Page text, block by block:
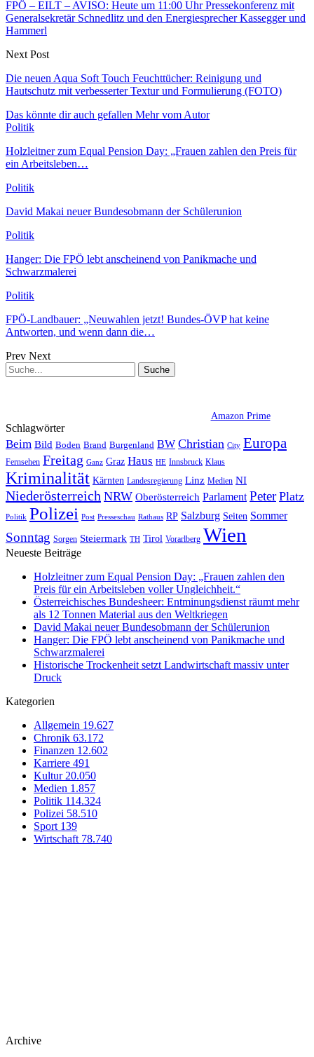
FPÖ – EILT – AVISO: Heute um 11:00 Uhr Pressekonferenz mit
Generalsekretär Schnedlitz und den Energiesprecher Kassegger und
Hammerl
Next Post
Die neuen Aqua Soft Touch Feuchttücher: Reinigung und
Hautschutz mit verbesserter Textur und Formulierung (FOTO)
Das könnte dir auch gefallen Mehr vom Autor
Politik
Holzleitner zum Equal Pension Day: „Frauen zahlen den Preis für
ein Arbeitsleben…
Politik
David Makai neuer Bundesobmann der Schülerunion
Politik
Hanger: Die FPÖ lebt anscheinend von Panikmache und
Schwarzmalerei
Politik
FPÖ-Landbauer: „Neuwahlen jetzt! Bundes-ÖVP hat keine
Antworten, und wenn dann die…
Prev Next
Amazon Prime
Schlagwörter
Beim Bild Boden Brand Burgenland BW Christian City Europa
Fernsehen Freitag Ganz Graz Haus HE Innsbruck Klaus
Kriminalität Kärnten Landesregierung Linz Medien NI
Niederösterreich NRW Oberösterreich Parlament Peter Platz
Politik Polizei Post Presseschau Rathaus RP Salzburg Seiten Sommer
Sonntag Sorgen Steiermark TH Tirol Vorarlberg Wien
Neueste Beiträge
Holzleitner zum Equal Pension Day: „Frauen zahlen den
Preis für ein Arbeitsleben voller Ungleichheit.“
Österreichisches Bundesheer: Entminungsdienst räumt mehr
als 12 Tonnen Material aus den Weltkriegen
David Makai neuer Bundesobmann der Schülerunion
Hanger: Die FPÖ lebt anscheinend von Panikmache und
Schwarzmalerei
Historische Trockenheit setzt Landwirtschaft massiv unter
Druck
Kategorien
Allgemein 19.627
Chronik 63.172
Finanzen 12.602
Karriere 491
Kultur 20.050
Medien 1.857
Politik 114.324
Polizei 58.510
Sport 139
Wirtschaft 78.740
Archive